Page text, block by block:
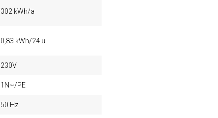
302 kWh/a
0,83 kWh/24 u
230V
1N~/PE
50 Hz